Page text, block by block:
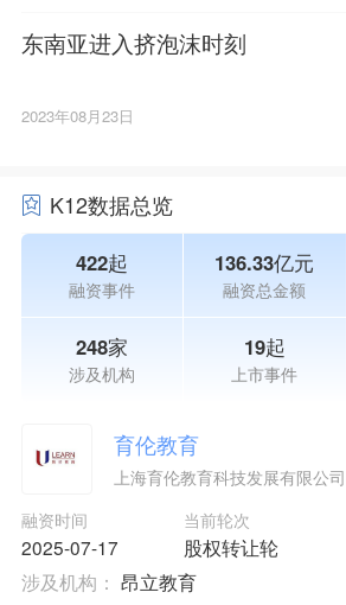
东南亚进入挤泡沫时刻
2023年08月23日
K12数据总览
422起
融资事件
136.33亿元
融资总金额
248家
涉及机构
19起
上市事件
育伦教育
上海育伦教育科技发展有限公司
融资时间
2025-07-17
当前轮次
股权转让轮
涉及机构： 昂立教育